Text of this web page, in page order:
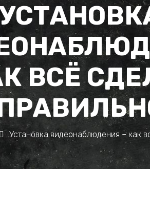
ВСЁ
Установка видеонаблюдения – как